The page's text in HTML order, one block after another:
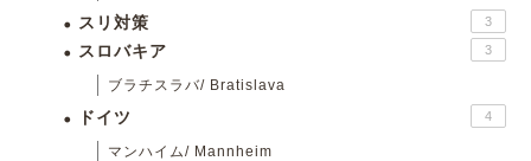
スリ対策 3
スロバキア 3
ブラチスラバ/ Bratislava
ドイツ 4
マンハイム/ Mannheim